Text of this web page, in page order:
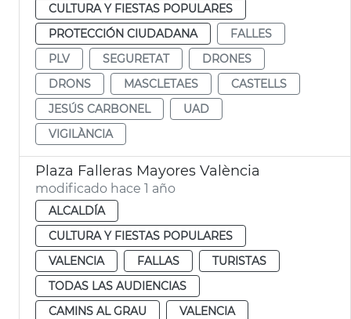
CULTURA Y FIESTAS POPULARES
PROTECCIÓN CIUDADANA
FALLES
PLV
SEGURETAT
DRONES
DRONS
MASCLETAES
CASTELLS
JESÚS CARBONEL
UAD
VIGILÀNCIA
Plaza Falleras Mayores València
modificado hace 1 año
ALCALDÍA
CULTURA Y FIESTAS POPULARES
VALENCIA
FALLAS
TURISTAS
TODAS LAS AUDIENCIAS
CAMINS AL GRAU
VALENCIA